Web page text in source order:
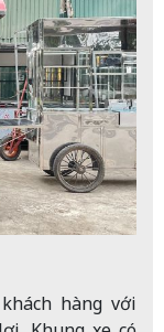
hàng với